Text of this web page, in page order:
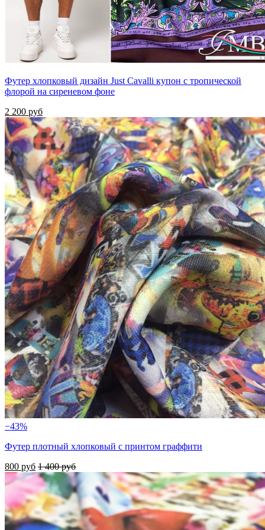
Футер хлопковый дизайн Just Cavalli купон с тропической
флорой на сиреневом фоне
2 200 руб
−43%
Футер плотный хлопковый с принтом граффити
800 руб 1 400 руб